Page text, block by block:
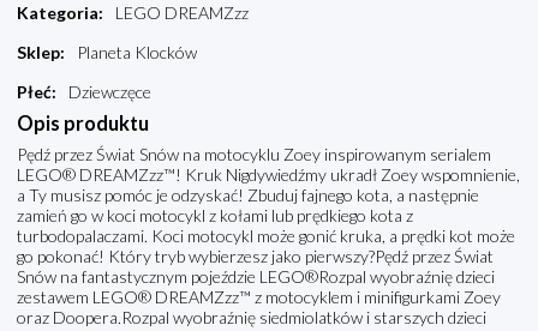
Kategoria:
LEGO DREAMZzz
Sklep:
Planeta Klocków
Płeć: Dziewczęce
Opis produktu
Pędź przez Świat Snów na motocyklu Zoey inspirowanym serialem
LEGO® DREAMZzz™! Kruk Nigdywiedźmy ukradł Zoey wspomnienie,
a Ty musisz pomóc je odzyskać! Zbuduj fajnego kota, a następnie
zamień go w koci motocykl z kołami lub prędkiego kota z
turbodopalaczami. Koci motocykl może gonić kruka, a prędki kot może
go pokonać! Który tryb wybierzesz jako pierwszy?Pędź przez Świat
Snów na fantastycznym pojeździe LEGO®Rozpal wyobraźnię dzieci
zestawem LEGO® DREAMZzz™ z motocyklem i minifigurkami Zoey
oraz Doopera.Rozpal wyobraźnię siedmiolatków i starszych dzieci